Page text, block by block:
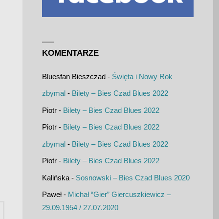
KOMENTARZE
Bluesfan Bieszczad- Święta i Nowy Rok
zbymal- Bilety – Bies Czad Blues 2022
Piotr- Bilety – Bies Czad Blues 2022
Piotr- Bilety – Bies Czad Blues 2022
zbymal- Bilety – Bies Czad Blues 2022
Piotr- Bilety – Bies Czad Blues 2022
Kalińska- Sosnowski – Bies Czad Blues 2020
Paweł- Michał “Gier” Giercuszkiewicz –
29.09.1954 / 27.07.2020